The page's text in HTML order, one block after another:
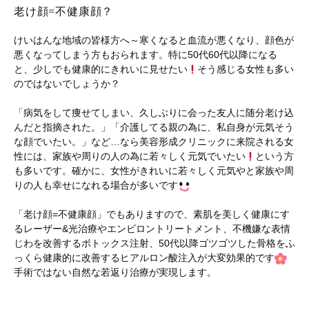
老け顔=不健康顔？
けいはんな地域の皆様方へ～寒くなると血流が悪くなり、顔色が
悪くなってしまう方もおられます。特に50代60代以降になる
と、少しでも健康的にきれいに見せたい
そう感じる女性も多い
のではないでしょうか？
「病気をして痩せてしまい、久しぶりに会った友人に随分老け込
んだと指摘された。」「介護してる親の為に、私自身が元気そう
な顔でいたい。」など…なら美容形成クリニックに来院される女
性には、家族や周りの人の為に若々しく元気でいたい
という方
も多いです。確かに、女性がきれいに若々しく元気やと家族や周
りの人も幸せになれる場合が多いです
「老け顔=不健康顔」でもありますので、素肌を美しく健康にす
るレーザー&光治療やエンビロントリートメント、不機嫌な表情
じわを改善するボトックス注射、50代以降ゴツゴツした骨格をふ
っくら健康的に改善するヒアルロン酸注入が大変効果的です
手術ではない自然な若返り治療が実現します。